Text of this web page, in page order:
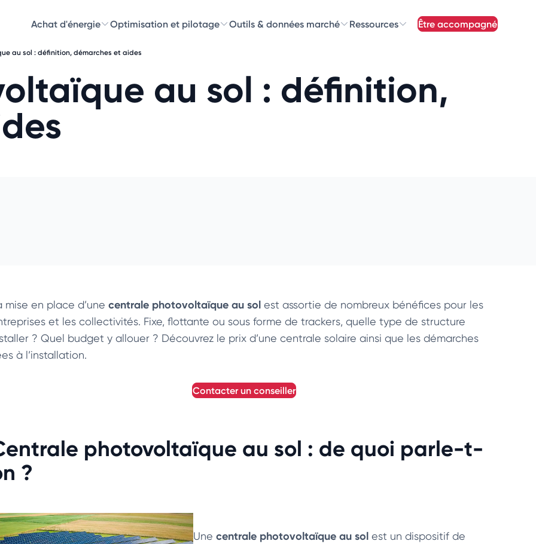
Achat d'énergie Optimisation et pilotage Outils & données marché Ressources être accompagné
au sol : définition, démarches et aides
au sol : définition,
mise en place d’une centrale photovoltaïque au sol est assortie de nombreux bénéfices pour les
et les collectivités. Fixe, flottante ou sous forme de trackers, quelle type de structure
? Quel budget y allouer ? Découvrez le prix d’une centrale solaire ainsi que les démarches
à l’installation.
contacter un conseiller
photovoltaïque au sol : de quoi parle-t-
?
Unecentrale photovoltaïque au sol est un dispositif de
Découvrez nos newsletters
Choisissez les newsletters qui vous intéressent